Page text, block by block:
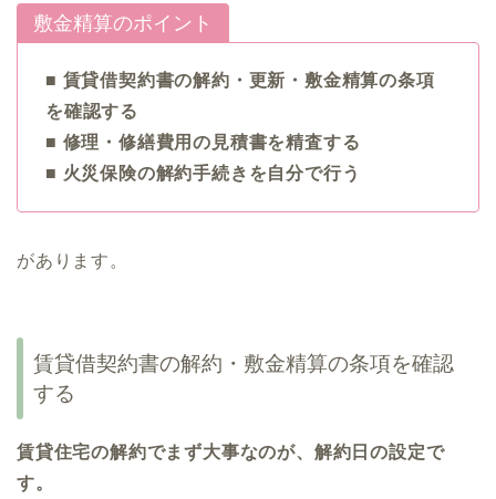
敷金精算のポイント
■ 賃貸借契約書の解約・更新・敷金精算の条項
を確認する
■ 修理・修繕費用の見積書を精査する
■ 火災保険の解約手続きを自分で行う
があります。
賃貸借契約書の解約・敷金精算の条項を確認
する
賃貸住宅の解約でまず大事なのが、解約日の設定で
す。